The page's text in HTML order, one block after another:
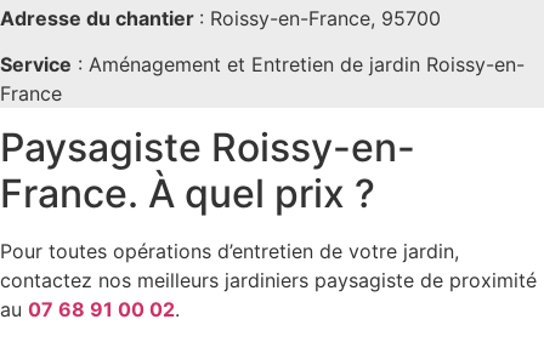
Adresse du chantier : Roissy-en-France, 95700
Service : Aménagement et Entretien de jardin Roissy-en-
France
Paysagiste Roissy-en-
France. À quel prix ?
Pour toutes opérations d’entretien de votre jardin,
contactez nos meilleurs jardiniers paysagiste de proximité
au 07 68 91 00 02.